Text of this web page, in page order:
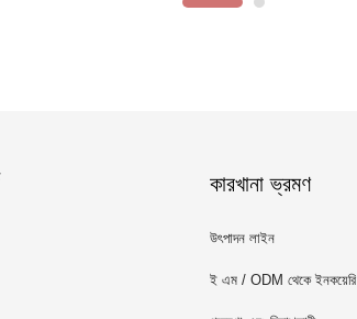
কারখানা ভ্রমণ
উৎপাদন লাইন
ই এম / ODM থেকে ইনকয়েরি